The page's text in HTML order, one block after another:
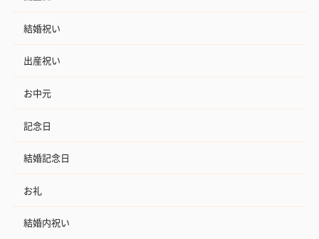
結婚祝い
出産祝い
お中元
記念日
結婚記念日
お礼
結婚内祝い